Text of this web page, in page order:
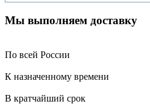
Мы выполняем доставку
По всей России
К назначенному времени
В кратчайший срок